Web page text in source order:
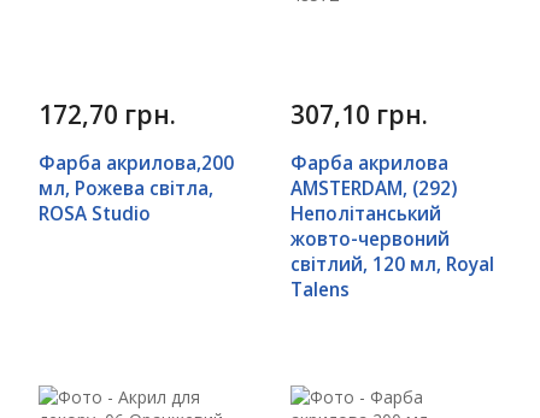
172,70 грн.
Фарба акрилова,200
мл, Рожева світла,
ROSA Studio
307,10 грн.
Фарба акрилова
AMSTERDAM, (292)
Неполітанський
жовто-червоний
світлий, 120 мл, Royal
Talens